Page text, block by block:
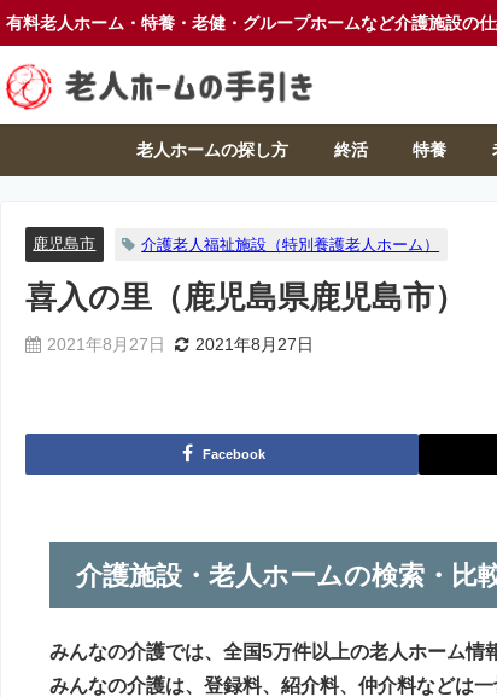
有料老人ホーム・特養・老健・グループホームなど介護施設の
老人ホームの探し方 終活 特養
鹿児島市 介護老人福祉施設（特別養護老人ホーム）
喜入の里（鹿児島県鹿児島市）
2021年8月27日 2021年8月27日
Facebook
介護施設・老人ホームの検索・比
みんなの介護では、全国5万件以上の老人ホーム情
みんなの介護は、登録料、紹介料、仲介料などは